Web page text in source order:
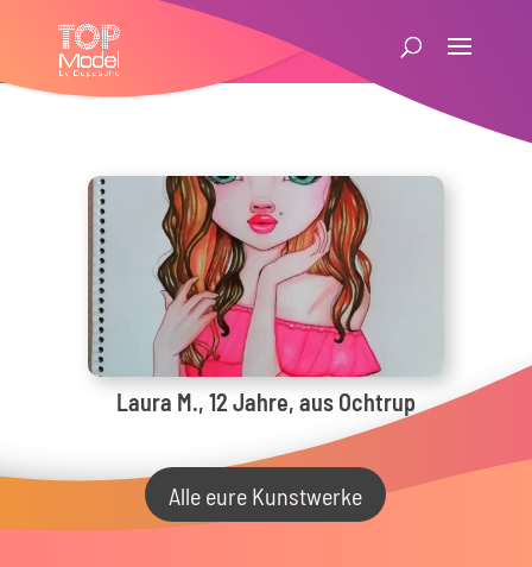
Laura M., 12 Jahre, aus Ochtrup
Alle eure Kunstwerke